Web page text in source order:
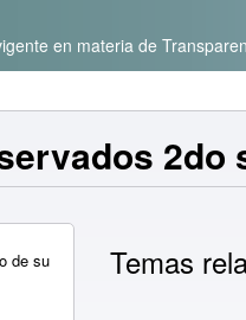
en materia de
2do
de su
Temas